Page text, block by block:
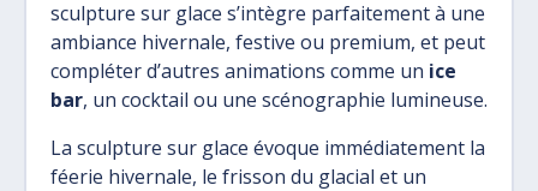
sculpture sur glace s’intègre parfaitement à une
ambiance hivernale, festive ou premium, et peut
compléter d’autres animations comme un ice
bar, un cocktail ou une scénographie lumineuse.
La sculpture sur glace évoque immédiatement la
féerie hivernale, le frisson du glacial et un